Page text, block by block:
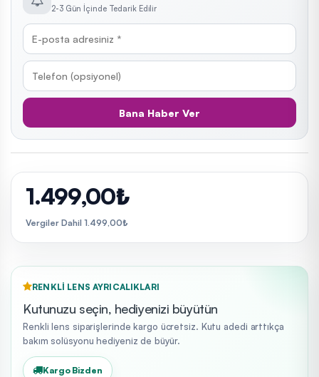
2-3 Gün İçinde Tedarik Edilir
Bana Haber Ver
1.499,00₺
Vergiler Dahil 1.499,00₺
RENKLI LENS AYRICALIKLARI
Kutunuzu seçin, hediyenizi büyütün
Renkli lens siparişlerinde kargo ücretsiz. Kutu adedi arttıkça
bakım solüsyonu hediyeniz de büyür.
Kargo Bizden